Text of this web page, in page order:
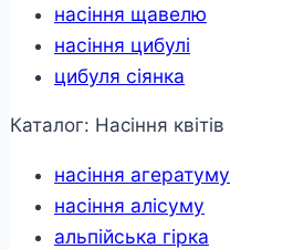
насіння щавелю
насіння цибулі
цибуля сіянка
Каталог: Насіння квітів
насіння агератуму
насіння алісуму
альпійська гірка